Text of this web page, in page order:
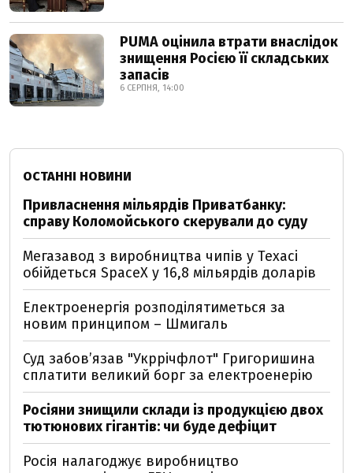
PUMA оцінила втрати внаслідок
знищення Росією її складських
запасів
6 СЕРПНЯ, 14:00
ОСТАННІ НОВИНИ
Привласнення мільярдів Приватбанку:
справу Коломойського скерували до суду
Мегазавод з виробництва чипів у Техасі
обійдеться SpaceX у 16,8 мільярдів доларів
Електроенергія розподілятиметься за
новим принципом – Шмигаль
Суд забов’язав "Укррічфлот" Григоришина
сплатити великий борг за електроенерію
Росіяни знищили склади із продукцією двох
тютюнових гігантів: чи буде дефіцит
Росія налагоджує виробництво